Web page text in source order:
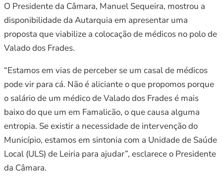
O Presidente da Câmara, Manuel Sequeira, mostrou a
disponibilidade da Autarquia em apresentar uma
proposta que viabilize a colocação de médicos no polo de
Valado dos Frades.
“Estamos em vias de perceber se um casal de médicos
pode vir para cá. Não é aliciante o que propomos porque
o salário de um médico de Valado dos Frades é mais
baixo do que um em Famalicão, o que causa alguma
entropia. Se existir a necessidade de intervenção do
Município, estamos em sintonia com a Unidade de Saúde
Local (ULS) de Leiria para ajudar”, esclarece o Presidente
da Câmara.